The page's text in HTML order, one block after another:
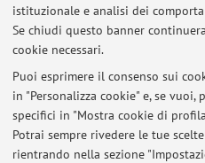
istituzionale e analisi dei
Se chiudi questo banner
cookie necessari.
Puoi esprimere il consenso sui
in "Personalizza cookie" e, se
specifici in "Mostra cookie di
Potrai sempre rivedere le tue
rientrando nella sezione
ORCID
Ultimi
Al momento non